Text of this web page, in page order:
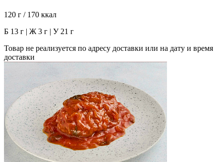
120 г / 170 ккал
Б 13 г | Ж 3 г | У 21 г
Товар не реализуется по адресу доставки или на дату и время
доставки